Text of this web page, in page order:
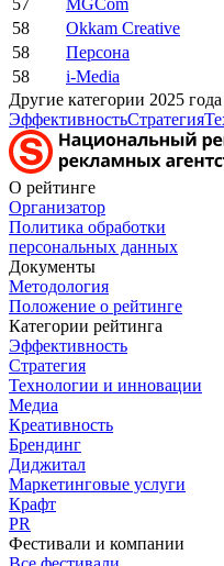
58
Okkam Creative
58
Персона
58
i-Media
Другие категории 2025 года
ЭффективностьСтратегия
О рейтинге
Организатор
Политика обработки
персональных данных
Документы
Методология
Положение о рейтинге
Категории рейтинга
Эффективность
Стратегия
Технологии и инновации
Медиа
Креативность
Брендинг
Диджитал
Маркетинговые услуги
Крафт
PR
Фестивали и компании